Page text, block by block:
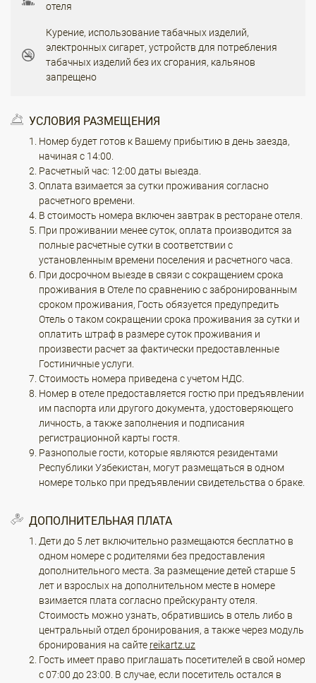
отеля
Курение, использование табачных изделий,
электронных сигарет, устройств для потребления
табачных изделий без их сгорания, кальянов
запрещено
УСЛОВИЯ РАЗМЕЩЕНИЯ
Номер будет готов к Вашему прибытию в день заезда,
начиная с 14:00.
Расчетный час: 12:00 даты выезда.
Оплата взимается за сутки проживания согласно
расчетного времени.
В стоимость номера включен завтрак в ресторане отеля.
При проживании менее суток, оплата производится за
полные расчетные сутки в соответствии с
установленным времени поселения и расчетного часа.
При досрочном выезде в связи с сокращением срока
проживания в Отеле по сравнению с забронированным
сроком проживания, Гость обязуется предупредить
Отель о таком сокращении срока проживания за сутки и
оплатить штраф в размере суток проживания и
произвести расчет за фактически предоставленные
Гостиничные услуги.
Стоимость номера приведена с учетом НДС.
Номер в отеле предоставляется гостю при предъявлении
им паспорта или другого документа, удостоверяющего
личность, а также заполнения и подписания
регистрационной карты гостя.
Разнополые гости, которые являются резидентами
Республики Узбекистан, могут размещаться в одном
номере только при предъявлении свидетельства о браке.
ДОПОЛНИТЕЛЬНАЯ ПЛАТА
Дети до 5 лет включительно размещаются бесплатно в
одном номере с родителями без предоставления
дополнительного места. За размещение детей старше 5
лет и взрослых на дополнительном месте в номере
взимается плата согласно прейскуранту отеля.
Стоимость можно узнать, обратившись в отель либо в
центральный отдел бронирования, а также через модуль
бронирования на сайте reikartz.uz
Гость имеет право приглашать посетителей в свой номер
с 07:00 до 23:00. В случае, если посетитель остался в